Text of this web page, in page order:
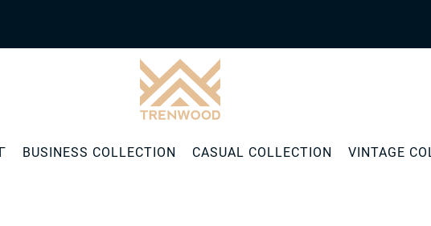
BUSINESS COLLECTION CASUAL COLLECTION VINTAGE